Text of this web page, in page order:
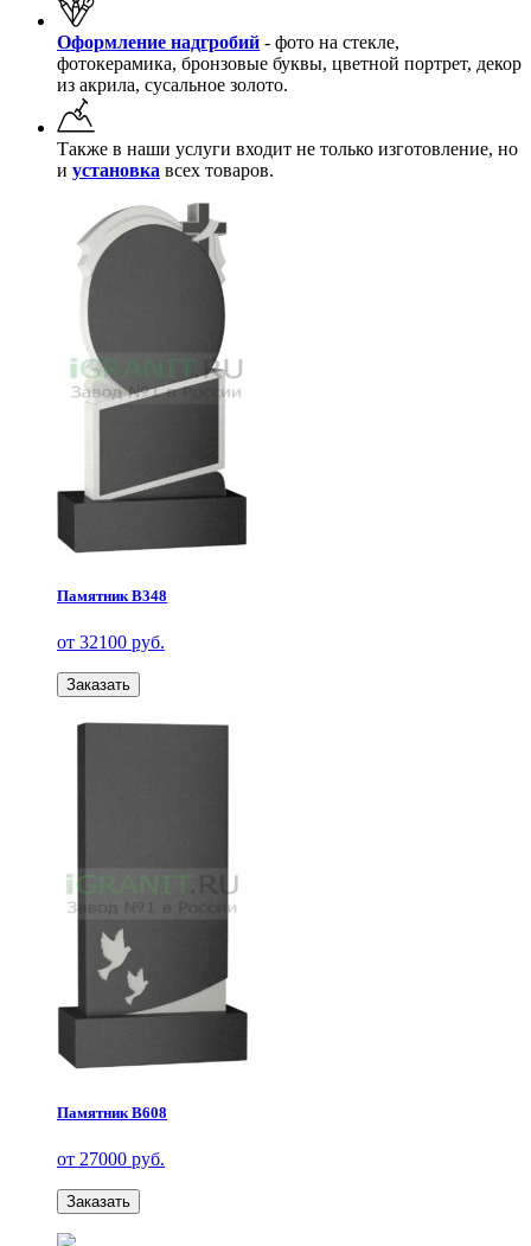
Оформление надгробий - фото на стекле,
фотокерамика, бронзовые буквы, цветной портрет, декор
из акрила, сусальное золото.
Также в наши услуги входит не только изготовление, но
и установка всех товаров.
Памятник В348
от 32100 руб.
Заказать
Памятник В608
от 27000 руб.
Заказать